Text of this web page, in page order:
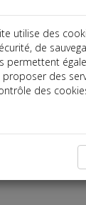
utilise des
de
permettent
des
des